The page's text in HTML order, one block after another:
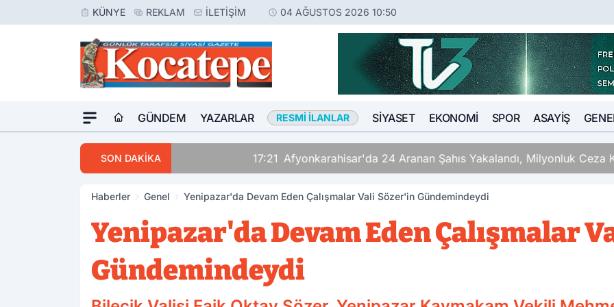
KÜNYE REKLAM İLETIŞIM 04 AĞUSTOS 2026 10:50
GÜNDEM YAZARLAR RESMI İLANLAR SIYASET EKONOMI SPOR ASAYIŞ
SON DAKİKA Afyonkarahisar'da 24 Aranan Şahıs Yakalandı, Milyonluk Ceza Kesildi
Haberler Genel Yenipazar'da Devam Eden Çalışmalar Vali Sözer'in Gündemindeydi
Yenipazar'da Devam Eden Çalışmalar
Gündemindeydi